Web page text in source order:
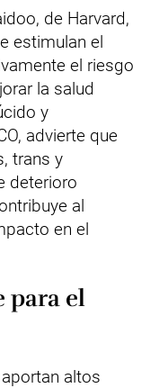
de Harvard,
estimulan el
el riesgo
la salud
y
advierte que
trans y
deterioro
al
en el
para el
altos